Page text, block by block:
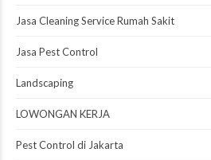
Jasa Cleaning Service Rumah Sakit
Jasa Pest Control
Landscaping
LOWONGAN KERJA
Pest Control di Jakarta